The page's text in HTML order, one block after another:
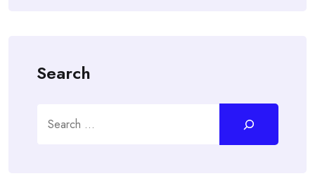
Search
Search